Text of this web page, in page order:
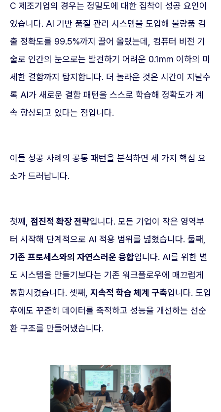
C 제조기업의 경우는 정밀도에 대한 집착이 성공 요인이
었습니다. AI 기반 품질 관리 시스템을 도입해 불량품 검
출 정확도를 99.5%까지 끌어 올렸는데, 컴퓨터 비전 기
술로 인간의 눈으로는 발견하기 어려운 0.1mm 이하의 미
세한 결함까지 탐지합니다. 더 놀라운 것은 시간이 지날수
록 AI가 새로운 결함 패턴을 스스로 학습해 정확도가 계
속 향상되고 있다는 점입니다.
이들 성공 사례의 공통 패턴을 분석하면 세 가지 핵심 요
소가 드러납니다.
첫째, 점진적 확장 전략입니다. 모든 기업이 작은 영역부
터 시작해 단계적으로 AI 적용 범위를 넓혔습니다. 둘째,
기존 프로세스와의 자연스러운 융합입니다. AI를 위한 별
도 시스템을 만들기보다는 기존 워크플로우에 매끄럽게
통합시켰습니다. 셋째, 지속적 학습 체계 구축입니다. 도입
후에도 꾸준히 데이터를 축적하고 성능을 개선하는 선순
환 구조를 만들어냈습니다.